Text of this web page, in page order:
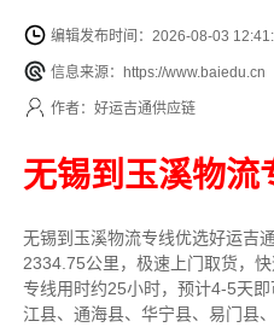
编辑发布时间：2026-08-03
信息来源：https://www.baiedu.cn
作者：好运吉通供应链
无锡到玉溪物流
无锡到玉溪物流专线优选好运吉通
2334.75公里， 极速上门取货，
专线用时约25小时，预计4-5天
江县、通海县、华宁县、易门县